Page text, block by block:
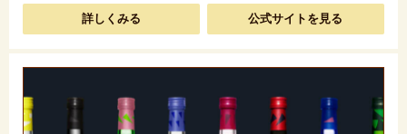
詳しくみる 公式サイトを見る